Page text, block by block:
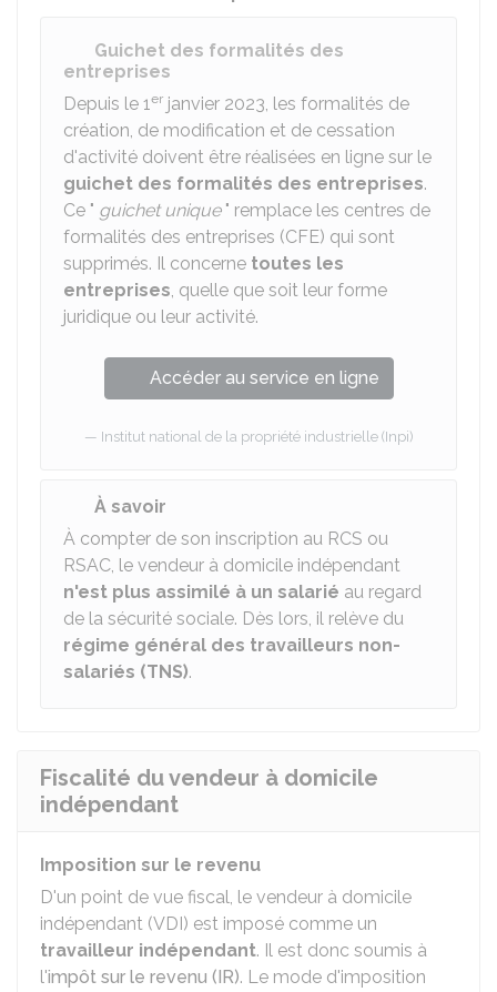
Guichet des formalités des
entreprises
Depuis le 1er janvier 2023, les formalités de
création, de modification et de cessation
d'activité doivent être réalisées en ligne sur le
guichet des formalités des entreprises.
Ce " guichet unique" remplace les centres de
formalités des entreprises (CFE) qui sont
supprimés. Il concerne toutes les
entreprises, quelle que soit leur forme
juridique ou leur activité.
Accéder au service en ligne
Institut national de la propriété industrielle (Inpi)
À savoir
À compter de son inscription au RCS ou
RSAC, le vendeur à domicile indépendant
n'est plus assimilé à un salarié au regard
de la sécurité sociale. Dès lors, il relève du
régime général des travailleurs non-
salariés (TNS).
Fiscalité du vendeur à domicile
indépendant
Imposition sur le revenu
D'un point de vue fiscal, le vendeur à domicile
indépendant (VDI) est imposé comme un
travailleur indépendant. Il est donc soumis à
l'impôt sur le revenu (IR). Le mode d'imposition